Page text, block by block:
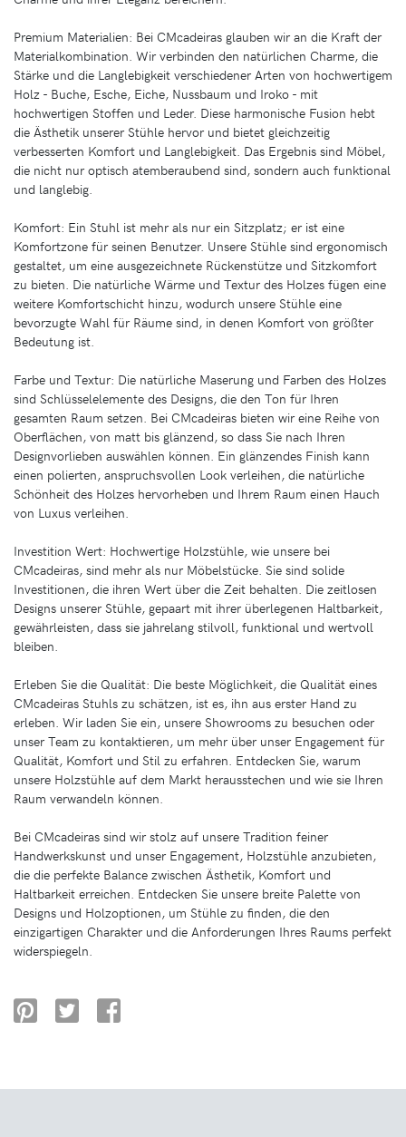
Premium Materialien: Bei CMcadeiras glauben wir an die Kraft der
Materialkombination. Wir verbinden den natürlichen Charme, die
Stärke und die Langlebigkeit verschiedener Arten von hochwertigem
Holz - Buche, Esche, Eiche, Nussbaum und Iroko - mit
hochwertigen Stoffen und Leder. Diese harmonische Fusion hebt
die Ästhetik unserer Stühle hervor und bietet gleichzeitig
verbesserten Komfort und Langlebigkeit. Das Ergebnis sind Möbel,
die nicht nur optisch atemberaubend sind, sondern auch funktional
und langlebig.
Komfort: Ein Stuhl ist mehr als nur ein Sitzplatz; er ist eine
Komfortzone für seinen Benutzer. Unsere Stühle sind ergonomisch
gestaltet, um eine ausgezeichnete Rückenstütze und Sitzkomfort
zu bieten. Die natürliche Wärme und Textur des Holzes fügen eine
weitere Komfortschicht hinzu, wodurch unsere Stühle eine
bevorzugte Wahl für Räume sind, in denen Komfort von größter
Bedeutung ist.
Farbe und Textur: Die natürliche Maserung und Farben des Holzes
sind Schlüsselelemente des Designs, die den Ton für Ihren
gesamten Raum setzen. Bei CMcadeiras bieten wir eine Reihe von
Oberflächen, von matt bis glänzend, so dass Sie nach Ihren
Designvorlieben auswählen können. Ein glänzendes Finish kann
einen polierten, anspruchsvollen Look verleihen, die natürliche
Schönheit des Holzes hervorheben und Ihrem Raum einen Hauch
von Luxus verleihen.
Investition Wert: Hochwertige Holzstühle, wie unsere bei
CMcadeiras, sind mehr als nur Möbelstücke. Sie sind solide
Investitionen, die ihren Wert über die Zeit behalten. Die zeitlosen
Designs unserer Stühle, gepaart mit ihrer überlegenen Haltbarkeit,
gewährleisten, dass sie jahrelang stilvoll, funktional und wertvoll
bleiben.
Erleben Sie die Qualität: Die beste Möglichkeit, die Qualität eines
CMcadeiras Stuhls zu schätzen, ist es, ihn aus erster Hand zu
erleben. Wir laden Sie ein, unsere Showrooms zu besuchen oder
unser Team zu kontaktieren, um mehr über unser Engagement für
Qualität, Komfort und Stil zu erfahren. Entdecken Sie, warum
unsere Holzstühle auf dem Markt herausstechen und wie sie Ihren
Raum verwandeln können.
Bei CMcadeiras sind wir stolz auf unsere Tradition feiner
Handwerkskunst und unser Engagement, Holzstühle anzubieten,
die die perfekte Balance zwischen Ästhetik, Komfort und
Haltbarkeit erreichen. Entdecken Sie unsere breite Palette von
Designs und Holzoptionen, um Stühle zu finden, die den
einzigartigen Charakter und die Anforderungen Ihres Raums perfekt
widerspiegeln.